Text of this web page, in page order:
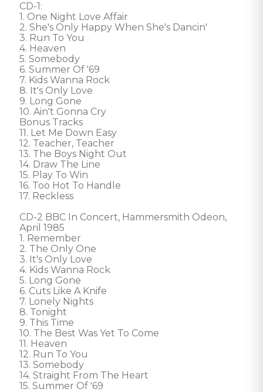
CD-1:
1. One Night Love Affair
2. She's Only Happy When She's Dancin'
3. Run To You
4. Heaven
5. Somebody
6. Summer Of '69
7. Kids Wanna Rock
8. It's Only Love
9. Long Gone
10. Ain't Gonna Cry
Bonus Tracks
11. Let Me Down Easy
12. Teacher, Teacher
13. The Boys Night Out
14. Draw The Line
15. Play To Win
16. Too Hot To Handle
17. Reckless
CD-2 BBC In Concert, Hammersmith Odeon,
April 1985
1. Remember
2. The Only One
3. It's Only Love
4. Kids Wanna Rock
5. Long Gone
6. Cuts Like A Knife
7. Lonely Nights
8. Tonight
9. This Time
10. The Best Was Yet To Come
11. Heaven
12. Run To You
13. Somebody
14. Straight From The Heart
15. Summer Of '69